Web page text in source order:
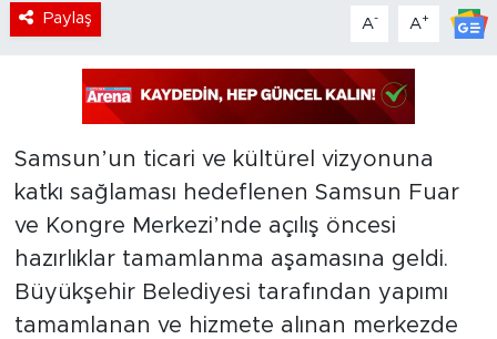
Paylaş A- A+
Samsun’un ticari ve kültürel vizyonuna
katkı sağlaması hedeflenen Samsun Fuar
ve Kongre Merkezi’nde açılış öncesi
hazırlıklar tamamlanma aşamasına geldi.
Büyükşehir Belediyesi tarafından yapımı
tamamlanan ve hizmete alınan merkezde